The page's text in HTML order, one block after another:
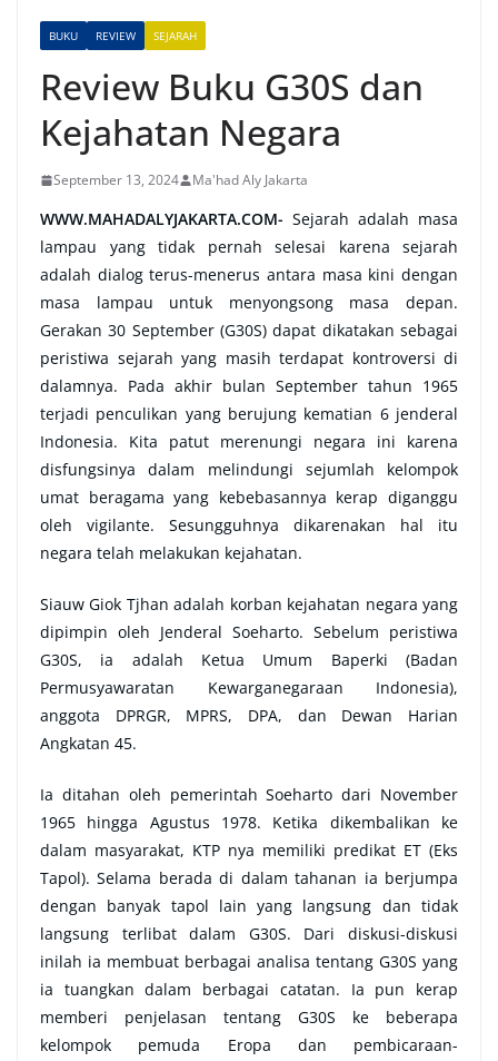
BUKU REVIEW SEJARAH
Review Buku G30S dan
Kejahatan Negara
September 13, 2024 Ma'had Aly Jakarta
WWW.MAHADALYJAKARTA.COM- Sejarah adalah masa
lampau yang tidak pernah selesai karena sejarah
adalah dialog terus-menerus antara masa kini dengan
masa lampau untuk menyongsong masa depan.
Gerakan 30 September (G30S) dapat dikatakan sebagai
peristiwa sejarah yang masih terdapat kontroversi di
dalamnya. Pada akhir bulan September tahun 1965
terjadi penculikan yang berujung kematian 6 jenderal
Indonesia. Kita patut merenungi negara ini karena
disfungsinya dalam melindungi sejumlah kelompok
umat beragama yang kebebasannya kerap diganggu
oleh vigilante. Sesungguhnya dikarenakan hal itu
negara telah melakukan kejahatan.
Siauw Giok Tjhan adalah korban kejahatan negara yang
dipimpin oleh Jenderal Soeharto. Sebelum peristiwa
G30S, ia adalah Ketua Umum Baperki (Badan
Permusyawaratan Kewarganegaraan Indonesia),
anggota DPRGR, MPRS, DPA, dan Dewan Harian
Angkatan 45.
Ia ditahan oleh pemerintah Soeharto dari November
1965 hingga Agustus 1978. Ketika dikembalikan ke
dalam masyarakat, KTP nya memiliki predikat ET (Eks
Tapol). Selama berada di dalam tahanan ia berjumpa
dengan banyak tapol lain yang langsung dan tidak
langsung terlibat dalam G30S. Dari diskusi-diskusi
inilah ia membuat berbagai analisa tentang G30S yang
ia tuangkan dalam berbagai catatan. Ia pun kerap
memberi penjelasan tentang G30S ke beberapa
kelompok pemuda Eropa dan pembicaraan-